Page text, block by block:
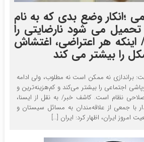
؛انکار وضع بدی که به نام
می شود نارضایتی را
اینکه هر اعتراضی، اغتشاش
را بیشتر می کند
براندازی نه ممکن است نه مطلوب، ولی ادامه
اجتماعی را بیشتر می‌کند و کم‌هزینه‌ترین و
نظام است. کاشف خبر/ به نقل از ایسنا،
با جمعی از علاقه‌مندان به مسائل سیستان و
امروز ایران، اظهار کرد: ایران […]